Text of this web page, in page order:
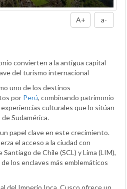
A+ a-
convierten a la antigua capital
del turismo internacional
uno de los destinos
por Perú, combinando patrimonio
culturales que lo sitúan
Sudamérica.
papel clave en este crecimiento.
el acceso a la ciudad con
de Chile (SCL) y Lima (LIM),
los enclaves más emblemáticos
del Imperio Inca, Cusco ofrece un